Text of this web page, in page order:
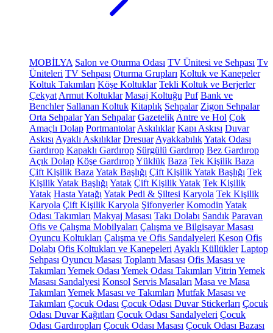
MOBİLYA Salon ve Oturma Odası TV Ünitesi ve Sehpası Tv
Üniteleri TV Sehpası Oturma Grupları Koltuk ve Kanepeler
Koltuk Takımları Köşe Koltuklar Tekli Koltuk ve Berjerler
Çekyat Armut Koltuklar Masaj Koltuğu Puf Bank ve
Benchler Sallanan Koltuk Kitaplık Sehpalar Zigon Sehpalar
Orta SehpalarYan Sehpalar Gazetelik Antre ve Hol Çok
Amaçlı Dolap Portmantolar Askılıklar Kapı Askısı Duvar
Askısı Ayaklı Askılıklar Dresuar AyakkabılıkYatak Odası
Gardırop Kapaklı Gardırop Sürgülü Gardırop Bez Gardırop
Açık Dolap Köşe GardıropYüklük Baza Tek Kişilik Baza
Çift Kişilik Baza Yatak Başlığı Çift Kişilik Yatak Başlığı Tek
Kişilik Yatak Başlığı Yatak Çift Kişilik Yatak Tek Kişilik
Yatak Hasta Yatağı Yatak Pedi & Şiltesi Karyola Tek Kişilik
Karyola Çift Kişilik Karyola Şifonyerler Komodin Yatak
Odası Takımları Makyaj Masası Takı Dolabı Sandık Paravan
Ofis ve Çalışma Mobilyaları Çalışma ve Bilgisayar Masası
Oyuncu Koltukları Çalışma ve Ofis Sandalyeleri Keson Ofis
Dolabı Ofis Koltukları ve Kanepeleri Ayaklı Küllükler Laptop
Sehpası Oyuncu Masası Toplantı Masası Ofis Masası ve
Takımları Yemek Odası Yemek Odası Takımları Vitrin Yemek
Masası Sandalyesi Konsol Servis Masaları Masa ve Masa
Takımları Yemek Masası ve Takımları Mutfak Masası ve
Takımları Çocuk Odası Çocuk Odası Duvar Stickerları Çocuk
Odası Duvar Kağıtları Çocuk Odası Sandalyeleri Çocuk
Odası Gardıropları Çocuk Odası Masası Çocuk Odası Bazası